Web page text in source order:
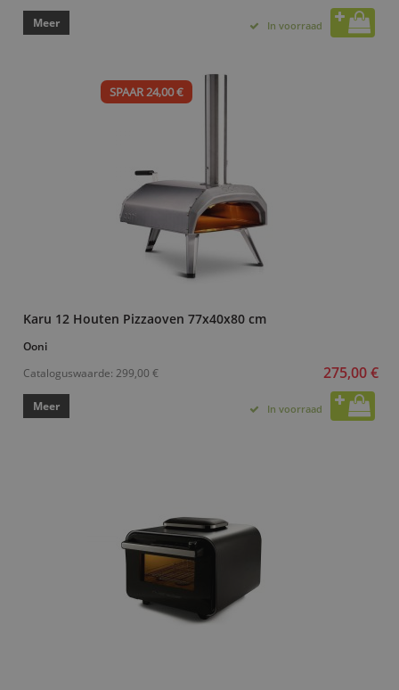
Meer In voorraad
SPAAR 24,00 €
Karu 12 Houten Pizzaoven 77x40x80 cm
Ooni
Cataloguswaarde: 299,00 € 275,00 €
Meer In voorraad